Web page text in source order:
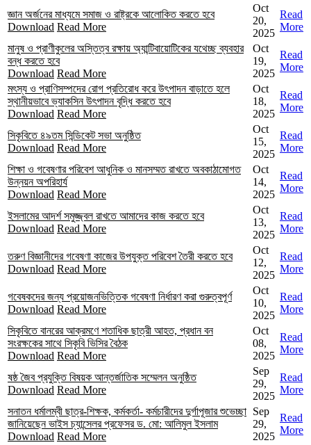
জ্ঞান অর্জনের মাধ্যমে সমাজ ও রাষ্ট্রকে আলোকিত করতে হবে
Download Read More
Oct
20,
2025
Read
More
মানুষ ও প্রাণীকুলের অস্তিত্ব রক্ষায় অ্যান্টিবায়োটিকের যথেচ্ছ ব্যবহার
বন্ধ করতে হবে
Download Read More
Oct
19,
2025
Read
More
মৎস্য ও প্রাণিসম্পদের রোগ প্রতিরোধ করে উৎপাদন বাড়াতে হলে
স্থানীয়ভাবে ভ্যাকসিন উৎপাদন বৃদ্ধি করতে হবে
Download Read More
Oct
18,
2025
Read
More
সিকৃবিতে ৪৯তম সিন্ডিকেট সভা অনুষ্ঠিত
Download Read More
Oct
15,
2025
Read
More
শিক্ষা ও গবেষণার পরিবেশ আধুনিক ও মানসম্মত রাখতে অবকাঠামোগত
উন্নয়ন অপরিহার্য
Download Read More
Oct
14,
2025
Read
More
ইসলামের আদর্শ সমুজ্জ্বল রাখতে আমাদের কাজ করতে হবে
Download Read More
Oct
13,
2025
Read
More
তরুণ বিজ্ঞানীদের গবেষণা কাজের উপযুক্ত পরিবেশ তৈরী করতে হবে
Download Read More
Oct
12,
2025
Read
More
গবেষকদের জন্য প্রয়োজনভিত্তিক গবেষণা নির্ধারণ করা গুরুত্বপূর্ণ
Download Read More
Oct
10,
2025
Read
More
সিকৃবিতে বানরের আক্রমণে শতাধিক ছাত্রী আহত, প্রধান বন
সংরক্ষকের সাথে সিকৃবি ভিসির বৈঠক
Download Read More
Oct
08,
2025
Read
More
ষষ্ঠ জৈব প্রযুক্তি বিষয়ক আন্তর্জাতিক সম্মেলন অনুষ্ঠিত
Download Read More
Sep
29,
2025
Read
More
সনাতন ধর্মালম্বী ছাত্র-শিক্ষক, কর্মকর্তা- কর্মচারীদের দুর্গাপূজার শুভেচ্ছা
জানিয়েছেন ভাইস চ্যান্সেলর প্রফেসর ড. মো: আলিমুল ইসলাম
Download Read More
Sep
29,
2025
Read
More